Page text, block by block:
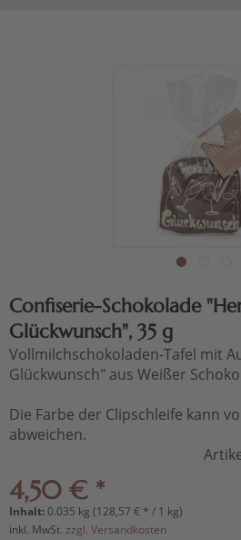
Confiserie-Schokolade
Glückwunsch", 35 g
Vollmilchschokoladen-Tafel mit
Glückwunsch" aus Weißer
Die Farbe der Clipschleife kann
abweichen.
4,50 € *
Inhalt:0.035 kg (128,57 € * / 1 kg)
inkl. MwSt. zzgl. Versandkosten